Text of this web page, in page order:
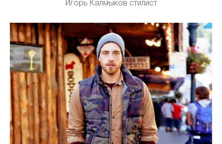
Игорь Калмыков стилист